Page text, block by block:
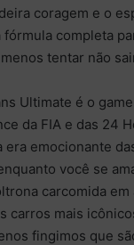
coragem e o
fórmula completa
tentar não
Ultimate é o
da FIA e das 24
era emocionante
você se
carcomida em
carros mais
fingimos que